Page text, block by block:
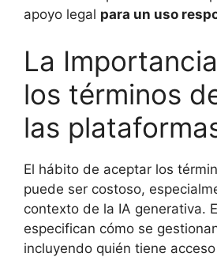
apoyo legal para un uso
La
los términos
las
El hábito de aceptar los
puede ser costoso,
contexto de la IA generativa.
especifican cómo se
incluyendo quién tiene